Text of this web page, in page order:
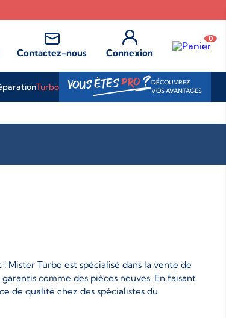
Contactez-nous Connexion
0
Turbo VOUS ÊTESPRO?DÉCOUVREZ
VOS AVANTAGES
Mister Turbo est spécialisé dans la vente de
comme des pièces neuves. En faisant
de qualité chez des spécialistes du